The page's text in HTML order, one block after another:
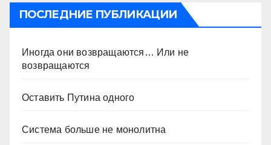
ПОСЛЕДНИЕ ПУБЛИКАЦИИ
Иногда они возвращаются… Или не
возвращаются
Оставить Путина одного
Система больше не монолитна